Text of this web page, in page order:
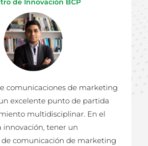
comunicaciones de marketing
excelente punto de partida
multidisciplinar. En el
innovación, tener un
comunicación de marketing
de Innovación BCP